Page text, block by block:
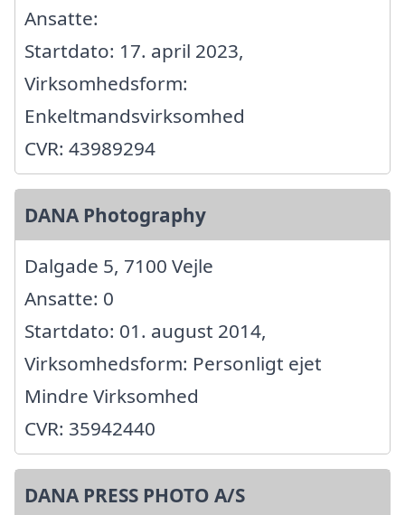
Ansatte:
Startdato: 17. april 2023,
Virksomhedsform:
Enkeltmandsvirksomhed
CVR: 43989294
DANA Photography
Dalgade 5, 7100 Vejle
Ansatte: 0
Startdato: 01. august 2014,
Virksomhedsform: Personligt ejet
Mindre Virksomhed
CVR: 35942440
DANA PRESS PHOTO A/S